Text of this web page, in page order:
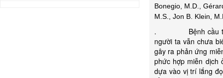
Bonegio, M.D.,
M.S., Jon B. Klein,
. Bệnh cầu thận
người ta vẫn chưa
gây ra phản ứng
phức hợp miễn dịch
dựa vào vị trí lắng